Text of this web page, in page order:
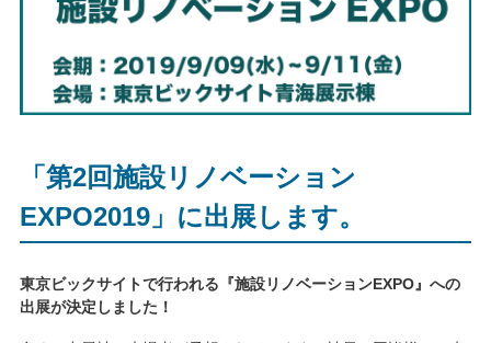
「第2回施設リノベーション
EXPO2019」に出展します。
東京ビックサイトで行われる『施設リノベーションEXPO』への
出展が決定しました！